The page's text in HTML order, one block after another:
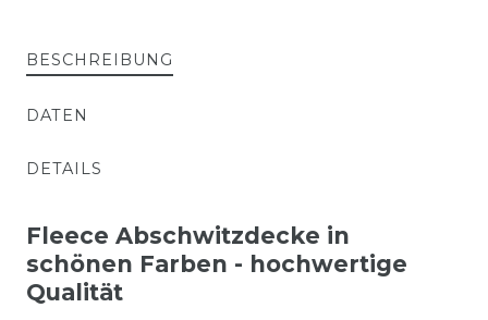
BESCHREIBUNG
DATEN
DETAILS
Fleece Abschwitzdecke in
schönen Farben - hochwertige
Qualität